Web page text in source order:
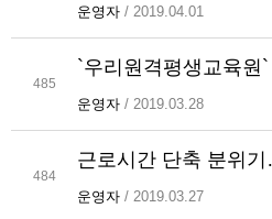
운영자 / 2019.04.01
485
운영자 / 2019.03.28
484
운영자 / 2019.03.27